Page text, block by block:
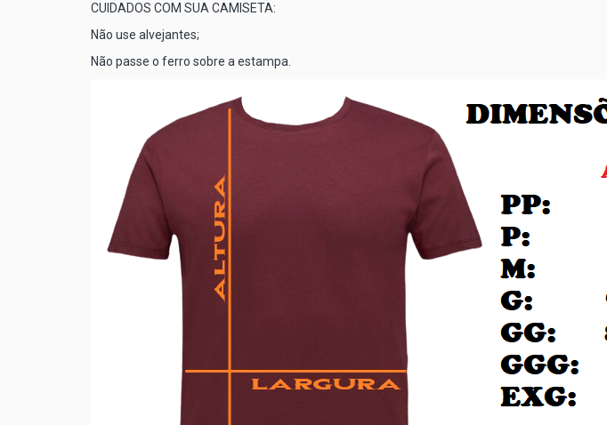
CUIDADOS COM SUA CAMISETA:
Não use alvejantes;
Não passe o ferro sobre a estampa.